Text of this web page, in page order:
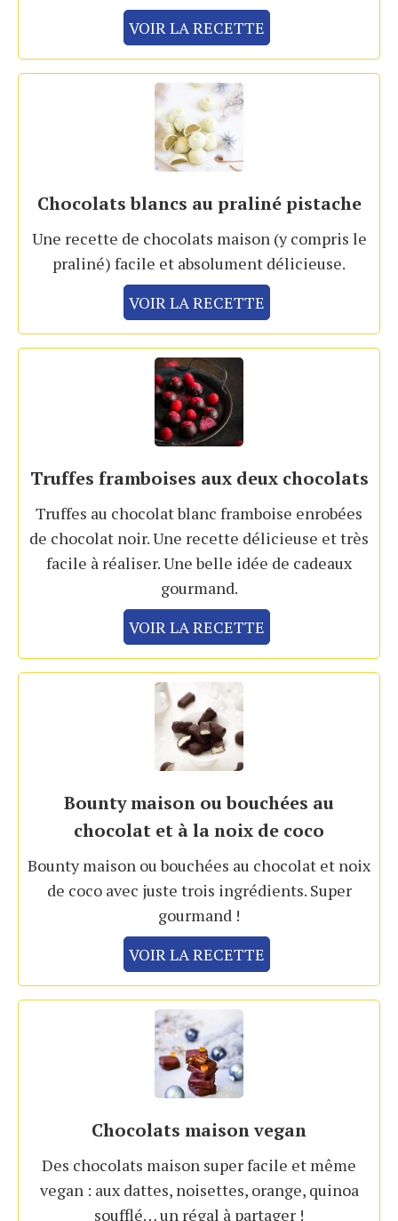
VOIR LA RECETTE
Chocolats blancs au praliné pistache
Une recette de chocolats maison (y compris le
praliné) facile et absolument délicieuse.
VOIR LA RECETTE
Truffes framboises aux deux chocolats
Truffes au chocolat blanc framboise enrobées
de chocolat noir. Une recette délicieuse et très
facile à réaliser. Une belle idée de cadeaux
gourmand.
VOIR LA RECETTE
Bounty maison ou bouchées au
chocolat et à la noix de coco
Bounty maison ou bouchées au chocolat et noix
de coco avec juste trois ingrédients. Super
gourmand !
VOIR LA RECETTE
Chocolats maison vegan
Des chocolats maison super facile et même
vegan : aux dattes, noisettes, orange, quinoa
soufflé… un régal à partager !